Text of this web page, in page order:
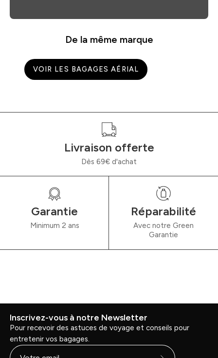
De la même marque
VOIR LES BAGAGES AÉRIAL
Livraison offerte
Dès 69€ d'achat
Garantie
Minimum 2 ans
Réparabilité
Avec notre Green
Garantie
Inscrivez-vous à notre Newsletter
Pour recevoir des astuces de voyage et conseils pour
entretenir vos bagages.